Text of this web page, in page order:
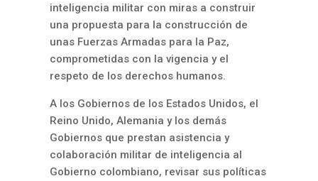
inteligencia militar con miras a construir
una propuesta para la construcción de
unas Fuerzas Armadas para la Paz,
comprometidas con la vigencia y el
respeto de los derechos humanos.
A los Gobiernos de los Estados Unidos, el
Reino Unido, Alemania y los demás
Gobiernos que prestan asistencia y
colaboración militar de inteligencia al
Gobierno colombiano, revisar sus políticas